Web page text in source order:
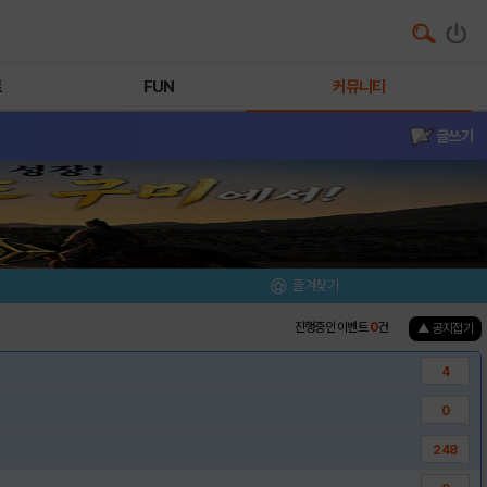
FUN 커뮤니티
글쓰기
즐겨찾기
진행중인 이벤트0건 ▲ 공지접기
4
0
248